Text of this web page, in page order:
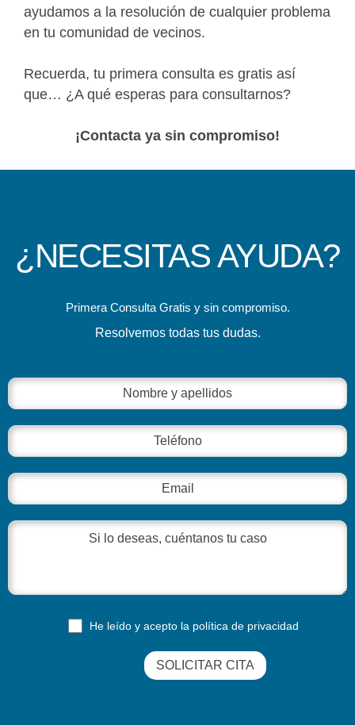
ayudamos a la resolución de cualquier problema
en tu comunidad de vecinos.
Recuerda, tu primera consulta es gratis así
que… ¿A qué esperas para consultarnos?
¡Contacta ya sin compromiso!
¿NECESITAS AYUDA?
Primera Consulta Gratis y sin compromiso.
Resolvemos todas tus dudas.
He leído y acepto la política de privacidad